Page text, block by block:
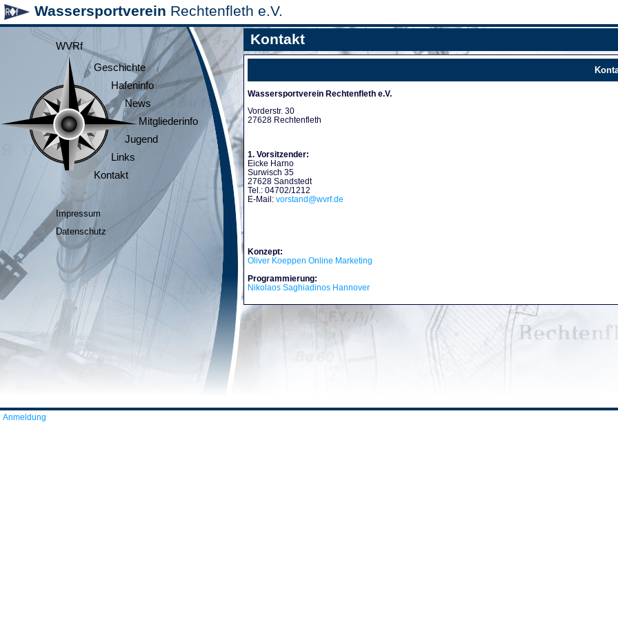
Wassersportverein Rechtenfleth e.V.
WVRf
Geschichte
Hafeninfo
News
Mitgliederinfo
Jugend
Links
Kontakt
Impressum
Datenschutz
Kontakt
Wassersportverein Rechtenfleth e.V.
Vorderstr. 30
27628 Rechtenfleth
1. Vorsitzender:
Eicke Harno
Surwisch 35
27628 Sandstedt
Tel.: 04702/1212
E-Mail: vorstand@wvrf.de
Konzept:
Oliver Koeppen Online Marketing
Programmierung:
Nikolaos Saghiadinos Hannover
Anmeldung